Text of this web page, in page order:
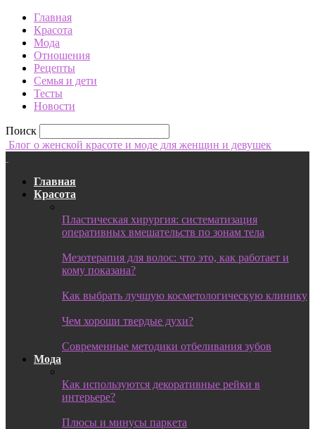
Главная
Красота
Мода
Отношения
Рецепты
Семья и дети
Тесты
Новости
Поиск
Блог о женской красоте и моде для женщин и девушек
Главная
Красота
Пластическая хирургия: систематизация
оперативных вмешательств по зонам тела
Мезотерапия для волос: что это, как работает и
кому показана?
Как выбрать лучшую косметологическую клинику
Чем хороши твердые духи?
Современные методики отбеливания зубов
Мода
Как используются декоративные рейки в
интерьере?
Плюсы и минусы паркета